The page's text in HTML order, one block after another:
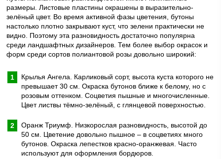
размеры. Листовые пластины окрашены в выразительно-
зелёный цвет. Во время активной фазы цветения, бутоны
настолько плотно закрывают куст, что зелени практически не
видно. Поэтому эта разновидность достаточно популярна
среди ландшафтных дизайнеров. Тем более выбор окрасок и
форм среди сортов полиантовой розы довольно широкий:
Крылья Ангела. Карликовый сорт, высота куста которого не
превышает 30 см. Окраска бутонов ближе к белому, но с
розовым оттенком. Соцветия пышные и многочисленные.
Цвет листвы тёмно-зелёный, с глянцевой поверхностью.
Оранж Триумф. Низкорослая разновидность, высотой до
50 см. Цветение довольно пышное – в соцветиях много
бутонов. Окраска лепестков красно-оранжевая. Часто
используют для оформления бордюров.